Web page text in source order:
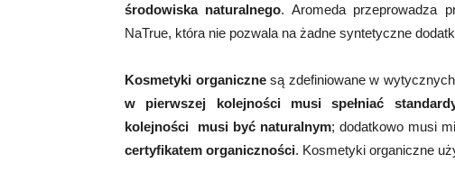
środowiska naturalnego. Aromeda przeprowadza
NaTrue, która nie pozwala na żadne syntetyczne
Kosmetyki organicznesą zdefiniowane w
w pierwszej kolejności musi spełniać
kolejności musi być naturalnym; dodatkowo musi
certyfikatem organiczności. Kosmetyki organiczne